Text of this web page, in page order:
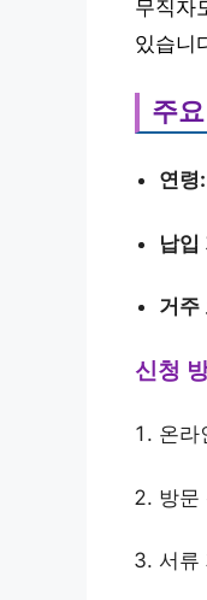
무직자
있습니
주
연령:
납입
거주
신청
온라
방문
서류